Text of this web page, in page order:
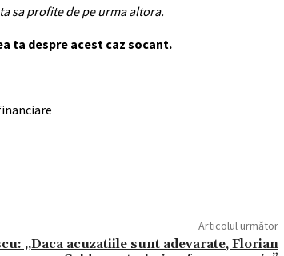
sa profite de pe urma altora.
ta despre acest caz socant.
Articolul următor
„Daca acuzatiile sunt adevarate, Florian